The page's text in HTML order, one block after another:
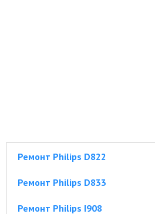
Ремонт Philips D822
Ремонт Philips D833
Ремонт Philips I908